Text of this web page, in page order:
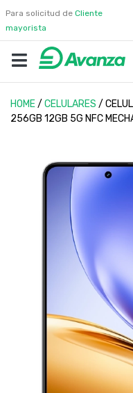
Para solicitud de Cliente
mayorista
HOME/ CELULARES /
256GB 12GB 5G NFC